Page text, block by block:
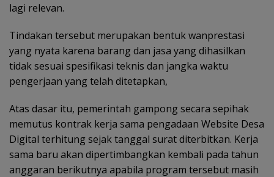
lagi relevan.
Tindakan tersebut merupakan bentuk wanprestasi
yang nyata karena barang dan jasa yang dihasilkan
tidak sesuai spesifikasi teknis dan jangka waktu
pengerjaan yang telah ditetapkan,
Atas dasar itu, pemerintah gampong secara sepihak
memutus kontrak kerja sama pengadaan Website Desa
Digital terhitung sejak tanggal surat diterbitkan. Kerja
sama baru akan dipertimbangkan kembali pada tahun
anggaran berikutnya apabila program tersebut masih